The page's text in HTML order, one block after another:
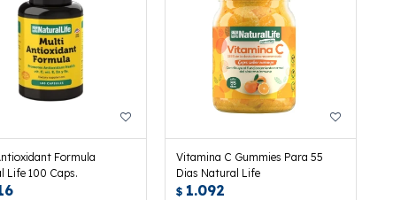
Formula
Life 100 Caps.
Vitamina C Gummies Para 55
Dias Natural Life
$ 1.092